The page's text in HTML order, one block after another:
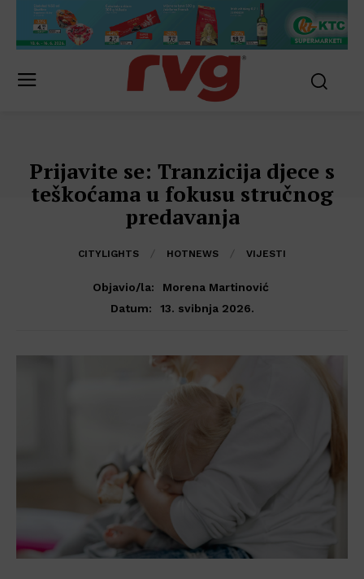
Prijavite se: Tranzicija djece s
teškoćama u fokusu stručnog
predavanja
CITYLIGHTS HOTNEWS VIJESTI
Objavio/la:
Morena Martinović
Datum:
13. svibnja 2026.